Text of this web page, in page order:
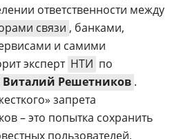
ответственности между
связи , банками,
и самими
эксперт НТИ по
Виталий Решетников .
запрета
– это попытка сохранить
пользователей,